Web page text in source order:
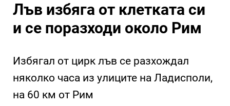
Лъв избяга от клетката си
и се поразходи около Рим
Избягал от цирк лъв се разхождал
няколко часа из улиците на Ладисполи,
на 60 км от Рим